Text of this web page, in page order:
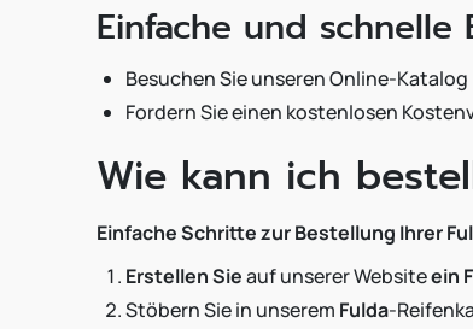
Einfache und schnelle
Besuchen Sie unseren Online-
Fordern Sie einen kostenlosen
Wie kann ich
Einfache Schritte zur Bestellung Ihrer
Erstellen Sieauf unserer Websiteein
Stöbern Sie in unserem Fulda-